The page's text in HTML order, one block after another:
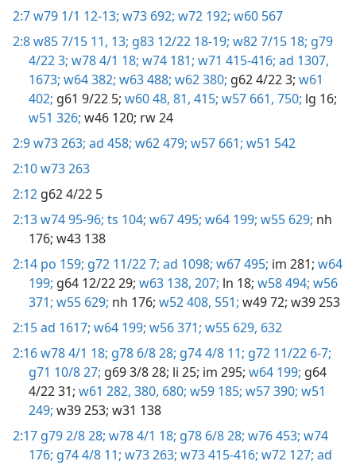
2:7w79 1/1 12-13; w73 692; w72 192; w60 567
2:8w85 7/15 11, 13; g83 12/22 18-19; w82 7/15 18; g79
4/22 3; w78 4/1 18; w74 181; w71 415-416; ad 1307,
1673; w64 382; w63 488; w62 380; g62 4/22 3; w61
402; g61 9/22 5; w60 48, 81, 415; w57 661, 750; lg 16;
w51 326; w46 120; rw 24
2:9w73 263; ad 458; w62 479; w57 661; w51 542
2:10w73 263
2:12 g62 4/22 5
2:13w74 95-96; ts 104; w67 495; w64 199; w55 629; nh
176; w43 138
2:14 po 159; g72 11/22 7; ad 1098; w67 495; im 281; w64
199; g64 12/22 29; w63 138, 207; ln 18; w58 494; w56
371; w55 629; nh 176; w52 408, 551; w49 72; w39 253
2:15ad 1617; w64 199; w56 371; w55 629, 632
2:16w78 4/1 18; g78 6/8 28; g74 4/8 11; g72 11/22 6-7;
g71 10/8 27; g69 3/8 28; li 25; im 295; w64 199; g64
4/22 31; w61 282, 380, 680; w59 185; w57 390; w51
249; w39 253; w31 138
2:17 g79 2/8 28; w78 4/1 18; g78 6/8 28; w76 453; w74
176; g74 4/8 11; w73 263; w73 415-416; w72 127; ad